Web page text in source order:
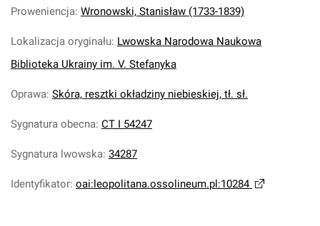
Proweniencja: Wronowski, Stanisław (1733-1839)
Lokalizacja oryginału: Lwowska Narodowa Naukowa
Biblioteka Ukrainy im. V. Stefanyka
Oprawa: Skóra, resztki okładziny niebieskiej, tł. sł.
Sygnatura obecna: CT I 54247
Sygnatura lwowska: 34287
Identyfikator: oai:leopolitana.ossolineum.pl:10284